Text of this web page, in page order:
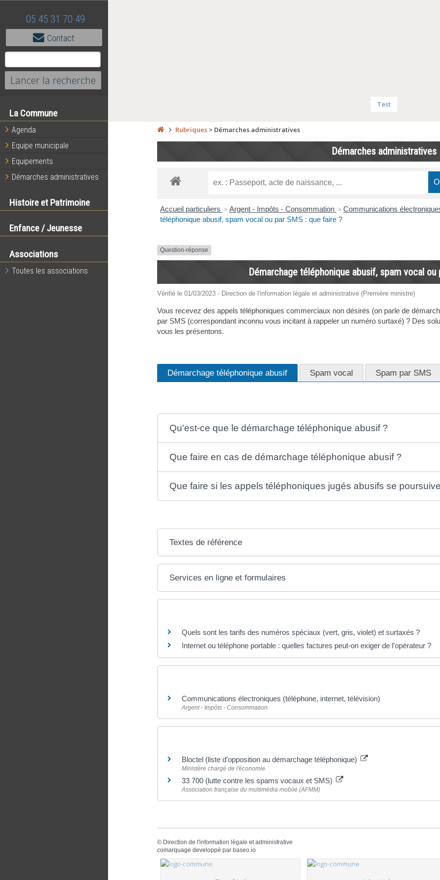
05 45 31 70 49
Contact
La Commune
Agenda
Equipe municipale
Equipements
Démarches administratives
Histoire et Patrimoine
Enfance / Jeunesse
Associations
Toutes les associations
Test
Rubriques> Démarches administratives
Démarches administratives
Accueil particuliers > Argent - Impôts - Consommation > Communications
téléphonique abusif, spam vocal ou par SMS : que faire ?
Question-réponse
Démarchage téléphonique abusif, spam vocal
Vérifié le 01/03/2023 - Direction de l'information légale et administrative (Première ministre)
Vous recevez des appels téléphoniques commerciaux non désirés (on parle de
par SMS (correspondant inconnu vous incitant à rappeler un numéro surtaxé) ? Des
vous les présentons.
Démarchage téléphonique abusif Spam vocal Spam par SMS
Qu'est-ce que le démarchage téléphonique abusif ?
Que faire en cas de démarchage téléphonique abusif ?
Que faire si les appels téléphoniques jugés abusifs se
Textes de référence
Services en ligne et formulaires
Quels sont les tarifs des numéros spéciaux (vert, gris, violet) et surtaxés ?
Internet ou téléphone portable : quelles factures peut-on exiger de l'opérateur ?
Communications électroniques (téléphone, internet, télévision)
Argent - Impôts - Consommation
Bloctel (liste d'opposition au démarchage téléphonique)
Ministère chargé de l'économie
33 700 (lutte contre les spams vocaux et SMS)
Association française du multimédia mobile (AFMM)
© Direction de l'information légale et administrative
comarquage developpé par baseo.io